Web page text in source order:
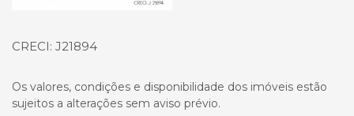
CRECI: J21894
Os valores, condições e disponibilidade dos imóveis estão
sujeitos a alterações sem aviso prévio.